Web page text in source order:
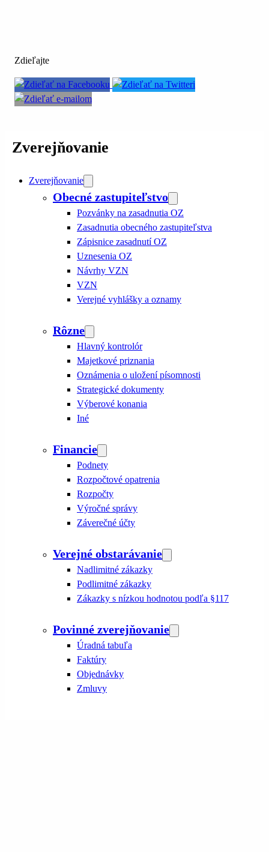
Zdieľajte
Zverejňovanie
Zverejňovanie
Obecné zastupiteľstvo
Pozvánky na zasadnutia OZ
Zasadnutia obecného zastupiteľstva
Zápisnice zasadnutí OZ
Uznesenia OZ
Návrhy VZN
VZN
Verejné vyhlášky a oznamy
Rôzne
Hlavný kontrolór
Majetkové priznania
Oznámenia o uložení písomnosti
Strategické dokumenty
Výberové konania
Iné
Financie
Podnety
Rozpočtové opatrenia
Rozpočty
Výročné správy
Záverečné účty
Verejné obstarávanie
Nadlimitné zákazky
Podlimitné zákazky
Zákazky s nízkou hodnotou podľa §117
Povinné zverejňovanie
Úradná tabuľa
Faktúry
Objednávky
Zmluvy